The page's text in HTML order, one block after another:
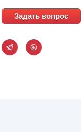
Задать вопрос